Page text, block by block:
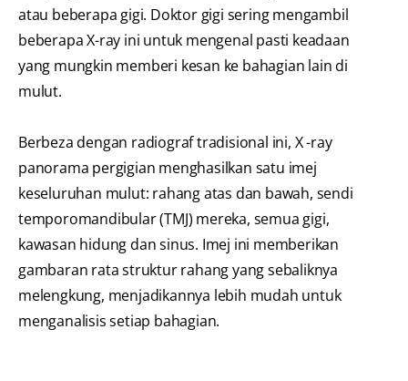
atau beberapa gigi. Doktor gigi sering mengambil
beberapa X-ray ini untuk mengenal pasti keadaan
yang mungkin memberi kesan ke bahagian lain di
mulut.
Berbeza dengan radiograf tradisional ini, X -ray
panorama pergigian menghasilkan satu imej
keseluruhan mulut: rahang atas dan bawah, sendi
temporomandibular (TMJ) mereka, semua gigi,
kawasan hidung dan sinus. Imej ini memberikan
gambaran rata struktur rahang yang sebaliknya
melengkung, menjadikannya lebih mudah untuk
menganalisis setiap bahagian.